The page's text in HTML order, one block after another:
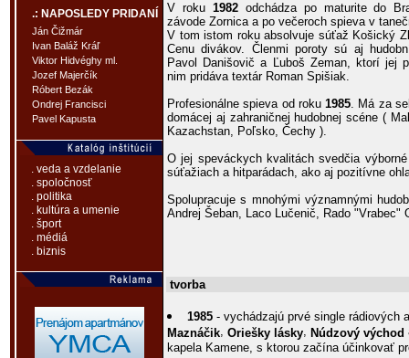
.: NAPOSLEDY PRIDANÍ
Ján Čižmár
Ivan Baláž Kráľ
Viktor Hidvéghy ml.
Jozef Majerčík
Róbert Bezák
Ondrej Francisci
Pavel Kapusta
. veda a vzdelanie
. spoločnosť
. politika
. kultúra a umenie
. šport
. médiá
. biznis
V roku 1982odchádza po maturite do
závode Zornica a po večeroch spieva v
V tom istom roku absolvuje súťaž Košický
Cenu divákov. Členmi poroty sú aj
Pavol Danišovič a Ľuboš Zeman, ktorí jej
nim pridáva textár Roman Spišiak.
Profesionálne spieva od roku1985. Má za
domácej aj zahraničnej hudobnej scéne (
Kazachstan, Poľsko, Čechy ).
O jej speváckych kvalitách svedčia
súťažiach a hitparádach, ako aj pozitívne
Spolupracuje s mnohými významnými
Andrej Šeban, Laco Lučenič, Rado "Vrabec"
tvorba
1985 - vychádzajú prvé single rádiových
Maznáčik, Oriešky lásky, Núdzový východ
kapela Kamene, s ktorou začína účinkovať